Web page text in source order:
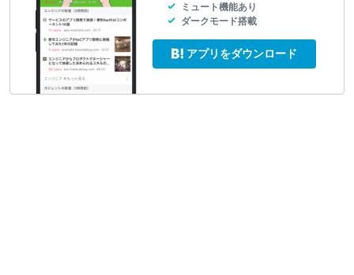
ミュート機能あり
ダークモード搭載
アプリをダウンロード